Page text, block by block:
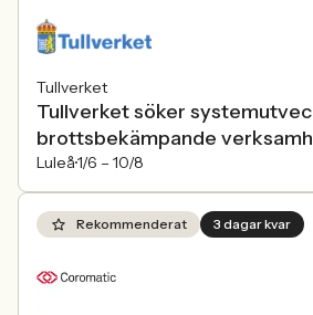
Tullverket
Tullverket söker
brottsbekämpande
Luleå1/6 – 10/8
Rekommenderat 3 dagar kvar